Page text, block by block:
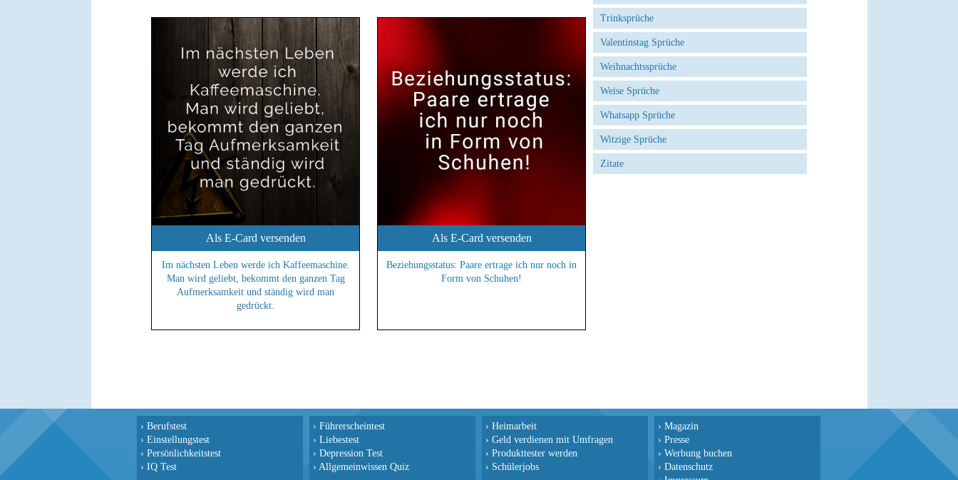
Als E-Card versenden
Im nächsten Leben werde ich Kaffeemaschine.
Man wird geliebt, bekommt den ganzen Tag
Aufmerksamkeit und ständig wird man
gedrückt.
Als E-Card versenden
Beziehungsstatus: Paare ertrage ich nur noch in
Form von Schuhen!
Trinksprüche
Valentinstag Sprüche
Weihnachtssprüche
Weise Sprüche
Whatsapp Sprüche
Witzige Sprüche
Zitate
› Berufstest
› Einstellungstest
› Persönlichkeitstest
› IQ Test
› Führerscheintest
› Liebestest
› Depression Test
› Allgemeinwissen Quiz
› Heimarbeit
› Geld verdienen mit Umfragen
› Produkttester werden
› Schülerjobs
› Magazin
› Presse
› Werbung buchen
› Datenschutz